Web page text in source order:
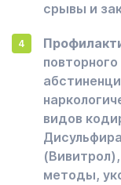
срывы и
видов
методы,